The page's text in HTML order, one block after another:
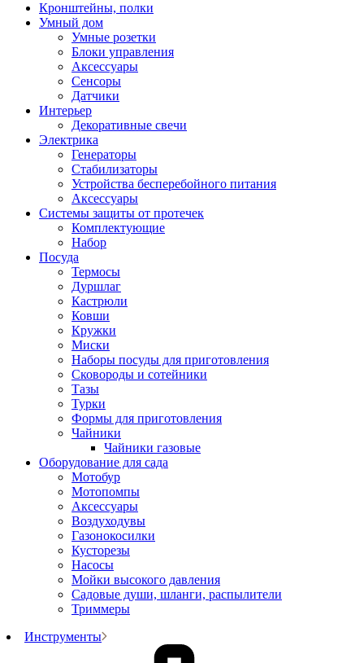
Кронштейны, полки
Умный дом
Умные розетки
Блоки управления
Аксессуары
Сенсоры
Датчики
Интерьер
Декоративные свечи
Электрика
Генераторы
Стабилизаторы
Устройства бесперебойного питания
Аксессуары
Системы защиты от протечек
Комплектующие
Набор
Посуда
Термосы
Дуршлаг
Кастрюли
Ковши
Кружки
Миски
Наборы посуды для приготовления
Сковороды и сотейники
Тазы
Турки
Формы для приготовления
Чайники
Чайники газовые
Оборудование для сада
Мотобур
Мотопомпы
Аксессуары
Воздуходувы
Газонокосилки
Кусторезы
Насосы
Мойки высокого давления
Садовые души, шланги, распылители
Триммеры
Инструменты